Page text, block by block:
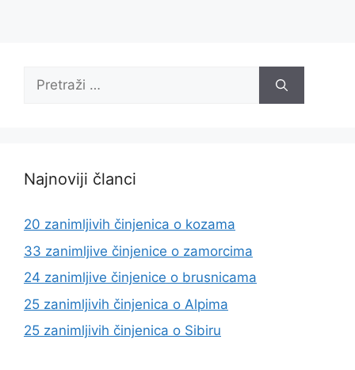
Pretraži:
Najnoviji članci
20 zanimljivih činjenica o kozama
33 zanimljive činjenice o zamorcima
24 zanimljive činjenice o brusnicama
25 zanimljivih činjenica o Alpima
25 zanimljivih činjenica o Sibiru